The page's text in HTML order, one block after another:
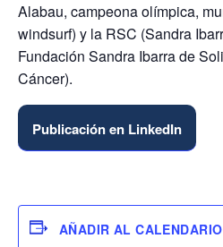
Alabau, campeona olímpica,
windsurf) y la RSC (Sandra
Fundación Sandra Ibarra de
Cáncer).
Publicación en LinkedIn
AÑADIR AL CALENDARIO